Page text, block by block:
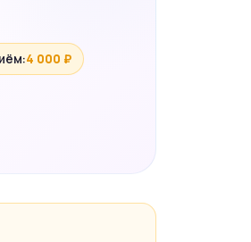
4 000 ₽